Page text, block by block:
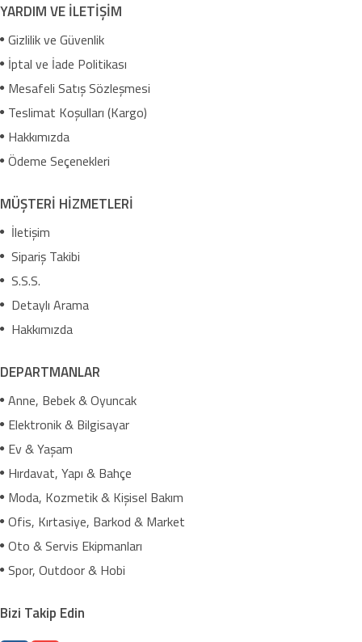
YARDIM VE İLETİŞİM
Gizlilik ve Güvenlik
İptal ve İade Politikası
Mesafeli Satış Sözleşmesi
Teslimat Koşulları (Kargo)
Hakkımızda
Ödeme Seçenekleri
MÜŞTERİ HİZMETLERİ
İletişim
Sipariş Takibi
S.S.S.
Detaylı Arama
Hakkımızda
DEPARTMANLAR
Anne, Bebek & Oyuncak
Elektronik & Bilgisayar
Ev & Yaşam
Hırdavat, Yapı & Bahçe
Moda, Kozmetik & Kişisel Bakım
Ofis, Kırtasiye, Barkod & Market
Oto & Servis Ekipmanları
Spor, Outdoor & Hobi
Bizi Takip Edin